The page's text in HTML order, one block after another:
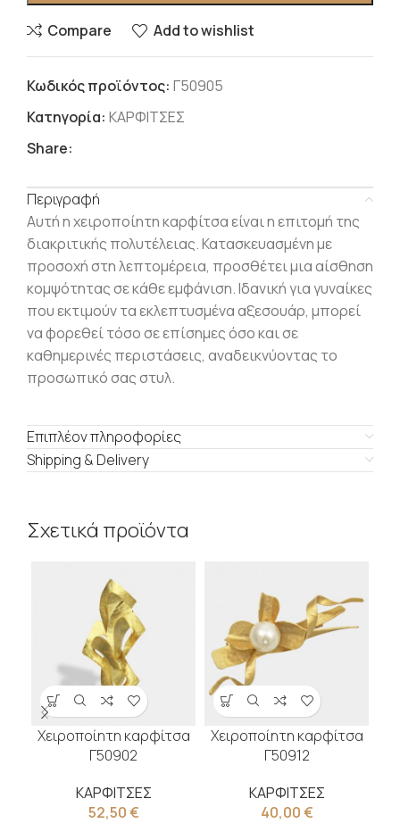
Compare Add to wishlist
Κωδικός προϊόντος: Γ50905
Κατηγορία: ΚΑΡΦΙΤΣΕΣ
Share:
Περιγραφή
Αυτή η χειροποίητη καρφίτσα είναι η επιτομή της
διακριτικής πολυτέλειας.Κατασκευασμένη με
προσοχή στη λεπτομέρεια, προσθέτει μια αίσθηση
κομψότητας σε κάθε εμφάνιση.Ιδανική για γυναίκες
που εκτιμούν τα εκλεπτυσμένα αξεσουάρ, μπορεί
να φορεθεί τόσο σε επίσημες όσο και σε
καθημερινές περιστάσεις, αναδεικνύοντας το
προσωπικό σας στυλ.
Επιπλέον πληροφορίες
Shipping & Delivery
Σχετικά προϊόντα
Χειροποίητη καρφίτσα
Γ50902
ΚΑΡΦΙΤΣΕΣ
52,50€
Χειροποίητη καρφίτσα
Γ50912
ΚΑΡΦΙΤΣΕΣ
40,00€